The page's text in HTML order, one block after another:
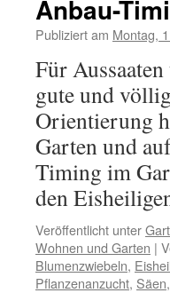
Anbau-
Publiziert am Montag,
Für
gute und
Orientierung
Garten und
Timing im
den
Veröffentlicht unter
Wohnen und Garten |
Blumenzwiebeln,
Pflanzenanzucht, Säen,